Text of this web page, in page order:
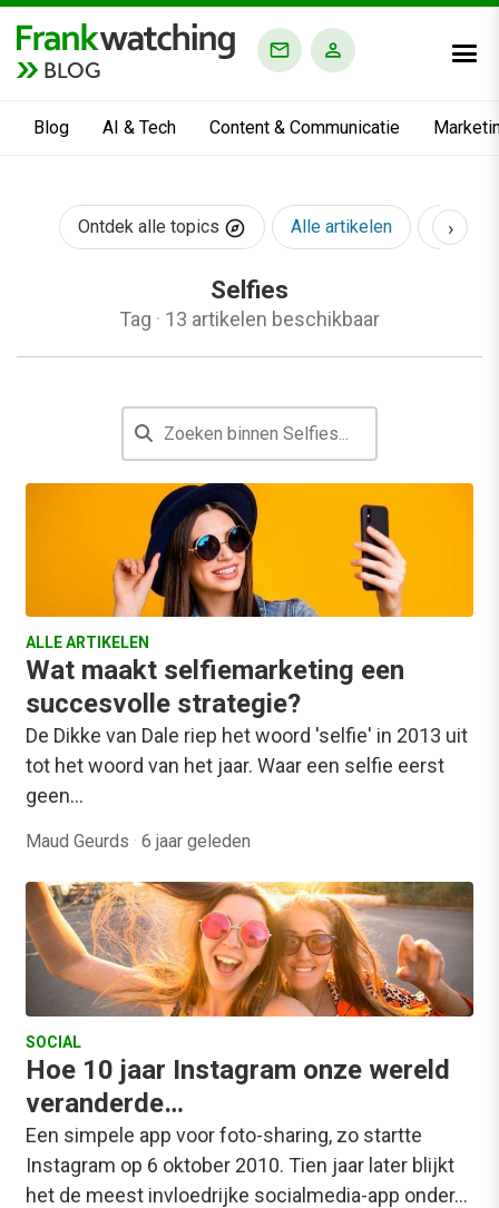
BLOG
Blog AI & Tech Content & Communicatie
Ontdek alle topics Alle artikelen AI &
›
Selfies
Tag · 13 artikelen beschikbaar
ALLE ARTIKELEN
Wat maakt selfiemarketing een
succesvolle strategie?
De Dikke van Dale riep het woord 'selfie' in 2013 uit
tot het woord van het jaar. Waar een selfie eerst
geen…
Maud Geurds · 6 jaar geleden
SOCIAL
Hoe 10 jaar Instagram onze wereld
veranderde…
Een simpele app voor foto-sharing, zo startte
Instagram op 6 oktober 2010. Tien jaar later blijkt
het de meest invloedrijke socialmedia-app onder…